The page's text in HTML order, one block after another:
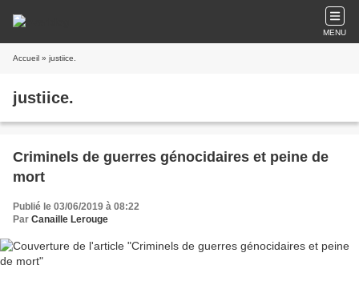
MENU
Accueil » justiice.
justiice.
Criminels de guerres génocidaires et peine de
mort
Publié le 03/06/2019 à 08:22
Par Canaille Lerouge